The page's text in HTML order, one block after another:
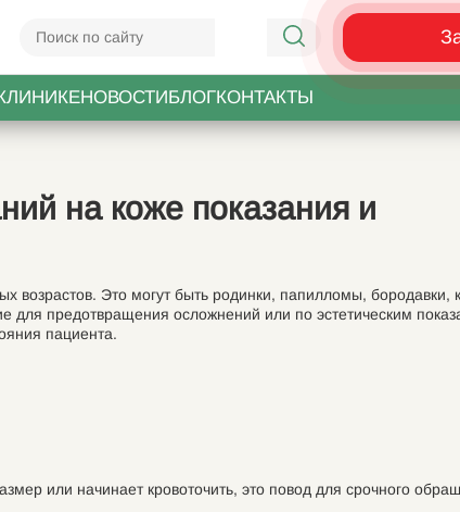
НОВОСТИБЛОГКОНТАКТЫ
на коже показания и
возрастов. Это могут быть родинки, папилломы, бородавки,
для предотвращения осложнений или по эстетическим
пациента.
или начинает кровоточить, это повод для срочного